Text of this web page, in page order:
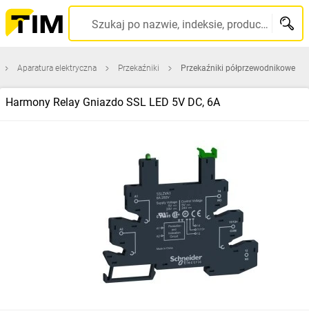
Szukaj po nazwie, indeksie, producencie, kodzie kreskowym...
Aparatura elektryczna Przekaźniki Przekaźniki półprzewodnikowe
Harmony Relay Gniazdo SSL LED 5V DC, 6A